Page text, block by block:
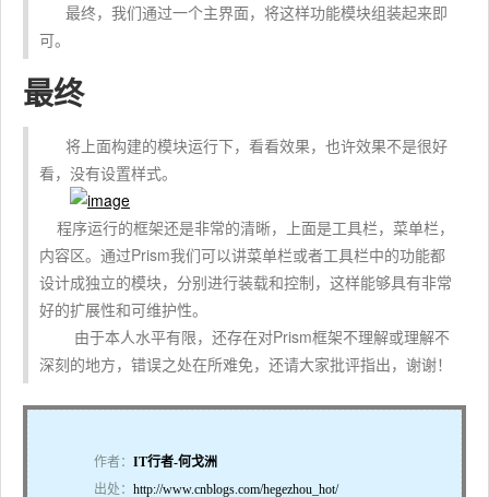
最终，我们通过一个主界面，将这样功能模块组装起来即
可。
最终
将上面构建的模块运行下，看看效果，也许效果不是很好
看，没有设置样式。
程序运行的框架还是非常的清晰，上面是工具栏，菜单栏，
内容区。通过Prism我们可以讲菜单栏或者工具栏中的功能都
设计成独立的模块，分别进行装载和控制，这样能够具有非常
好的扩展性和可维护性。
由于本人水平有限，还存在对Prism框架不理解或理解不
深刻的地方，错误之处在所难免，还请大家批评指出，谢谢！
作者： IT行者-何戈洲
出处： http://www.cnblogs.com/hegezhou_hot/